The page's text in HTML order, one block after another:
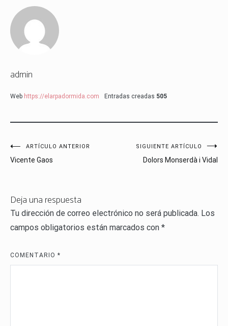
admin
Web https://elarpadormida.com Entradas creadas 505
Navegación
de
ARTÍCULO ANTERIOR
Vicente Gaos
SIGUIENTE ARTÍCULO
Dolors Monserdà i Vidal
Deja una respuesta
Tu dirección de correo electrónico no será publicada. Los
campos obligatorios están marcados con *
COMENTARIO *